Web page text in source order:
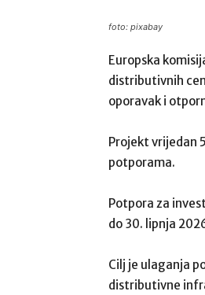
foto: pixabay
Europska
distributivnih
oporavak i
Projekt vrijedan
potporama.
Potpora za
do 30. lipnja
Cilj je ulaganja
distributivne